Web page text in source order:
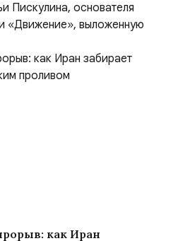
Пискулина, основателя
«Движение», выложенную
как Иран